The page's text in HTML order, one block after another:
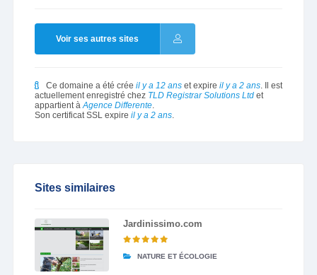
Voir ses autres sites
Ce domaine a été crée il y a 12 anset expire il y a 2 ans. Il est
actuellement enregistré chez TLD Registrar Solutions Ltdet
appartient àAgence Differente.
Son certificat SSL expire il y a 2 ans.
Sites similaires
Jardinissimo.com
NATURE ET ÉCOLOGIE